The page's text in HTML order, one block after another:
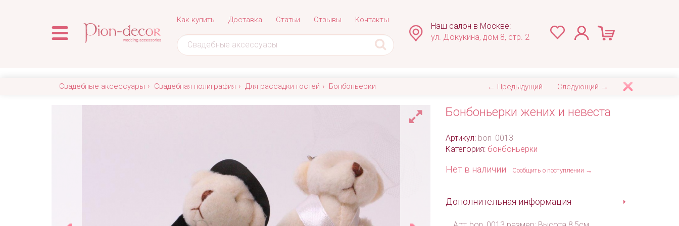
Как купить Доставка Статьи Отзывы Контакты
Наш салон в Москве:
ул. Докукина, дом 8, стр. 2
Свадебные аксессуары Свадебная полиграфия Для рассадки гостей Бонбоньерки ← Предыдущий Следующий →
Бонбоньерки жених и невеста
Артикул: bon_0013
Категория: бонбоньерки
Нет в наличии Сообщить о поступлении →
Дополнительная информация